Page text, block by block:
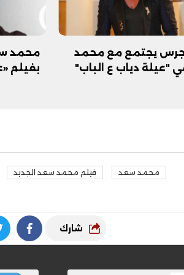
يجتمع مع محمد
"عيلة دياب ع الباب"
محمد
بفيلم
محمد سعد فيلم محمد سعد الجديد
شارك
في الفيوم
افتتاح أكبر
مليون جنيه